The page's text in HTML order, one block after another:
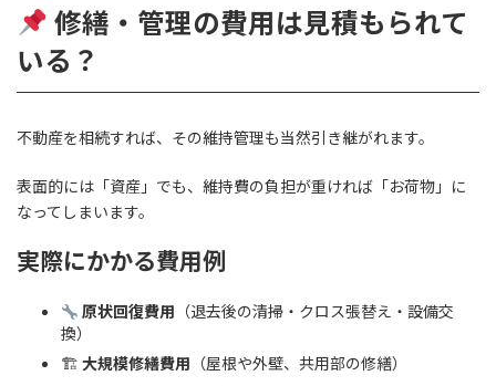
修繕・管理の費用は見積もられて
いる？
不動産を相続すれば、その維持管理も当然引き継がれます。
表面的には「資産」でも、維持費の負担が重ければ「お荷物」に
なってしまいます。
実際にかかる費用例
原状回復費用 （退去後の清掃・クロス張替え・設備交
換）
🏗 大規模修繕費用 （屋根や外壁、共用部の修繕）